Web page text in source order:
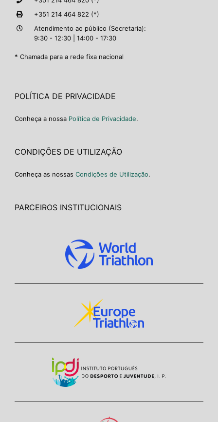
+351 214 464 822 (*)
Atendimento ao público (Secretaria):
9:30 - 12:30 | 14:00 - 17:30
* Chamada para a rede fixa nacional
POLÍTICA DE PRIVACIDADE
Conheça a nossa Política de Privacidade.
CONDIÇÕES DE UTILIZAÇÃO
Conheça as nossas Condições de Utilização.
PARCEIROS INSTITUCIONAIS